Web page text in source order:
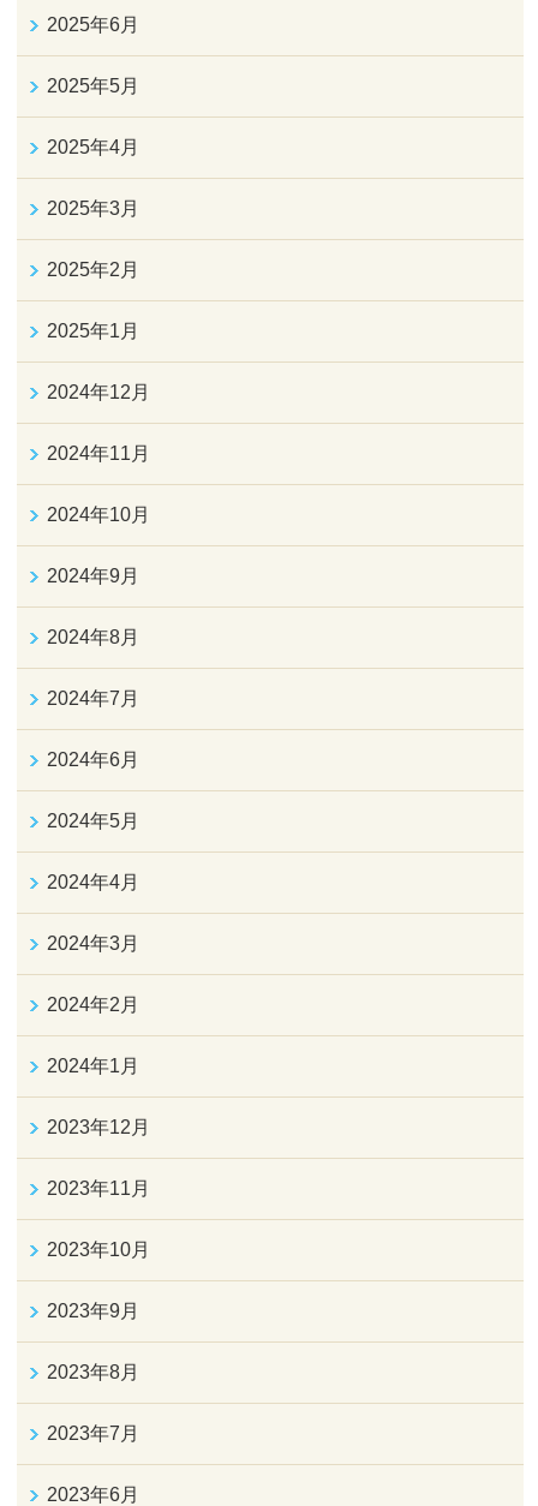
2025年6月
2025年5月
2025年4月
2025年3月
2025年2月
2025年1月
2024年12月
2024年11月
2024年10月
2024年9月
2024年8月
2024年7月
2024年6月
2024年5月
2024年4月
2024年3月
2024年2月
2024年1月
2023年12月
2023年11月
2023年10月
2023年9月
2023年8月
2023年7月
2023年6月